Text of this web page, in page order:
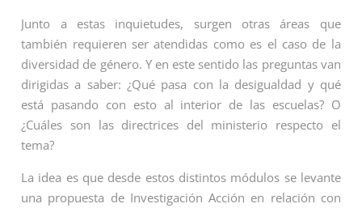
Junto a estas inquietudes, surgen otras áreas que
también requieren ser atendidas como es el caso de la
diversidad de género. Y en este sentido las preguntas van
dirigidas a saber: ¿Qué pasa con la desigualdad y qué
está pasando con esto al interior de las escuelas? O
¿Cuáles son las directrices del ministerio respecto el
tema?
La idea es que desde estos distintos módulos se levante
una propuesta de Investigación Acción en relación con